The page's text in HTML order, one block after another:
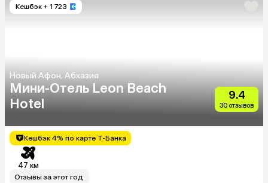
Кешбэк + 1 723
Новый Афон, Абхазия
Мини-Отель Leon Beach
Hotel
9.4
30 отзывов
Кешбэк 4% по карте Т-Банка
47 км
Отзывы за этот год